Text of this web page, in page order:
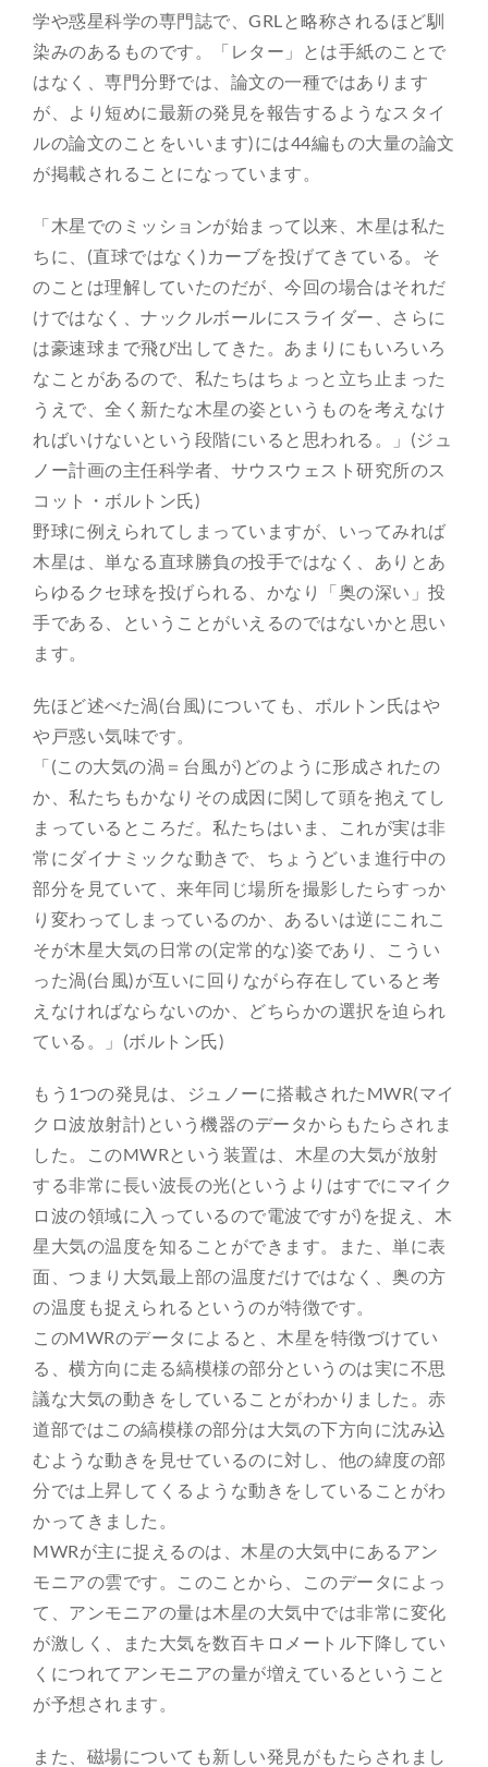
学や惑星科学の専門誌で、GRLと略称されるほど馴
染みのあるものです。「レター」とは手紙のことで
はなく、専門分野では、論文の一種ではあります
が、より短めに最新の発見を報告するようなスタイ
ルの論文のことをいいます)には44編もの大量の論文
が掲載されることになっています。
「木星でのミッションが始まって以来、木星は私た
ちに、(直球ではなく)カーブを投げてきている。そ
のことは理解していたのだが、今回の場合はそれだ
けではなく、ナックルボールにスライダー、さらに
は豪速球まで飛び出してきた。あまりにもいろいろ
なことがあるので、私たちはちょっと立ち止まった
うえで、全く新たな木星の姿というものを考えなけ
ればいけないという段階にいると思われる。」(ジュ
ノー計画の主任科学者、サウスウェスト研究所のス
コット・ボルトン氏)
野球に例えられてしまっていますが、いってみれば
木星は、単なる直球勝負の投手ではなく、ありとあ
らゆるクセ球を投げられる、かなり「奥の深い」投
手である、ということがいえるのではないかと思い
ます。
先ほど述べた渦(台風)についても、ボルトン氏はや
や戸惑い気味です。
「(この大気の渦＝台風が)どのように形成されたの
か、私たちもかなりその成因に関して頭を抱えてし
まっているところだ。私たちはいま、これが実は非
常にダイナミックな動きで、ちょうどいま進行中の
部分を見ていて、来年同じ場所を撮影したらすっか
り変わってしまっているのか、あるいは逆にこれこ
そが木星大気の日常の(定常的な)姿であり、こうい
った渦(台風)が互いに回りながら存在していると考
えなければならないのか、どちらかの選択を迫られ
ている。」(ボルトン氏)
もう1つの発見は、ジュノーに搭載されたMWR(マイ
クロ波放射計)という機器のデータからもたらされま
した。このMWRという装置は、木星の大気が放射
する非常に長い波長の光(というよりはすでにマイク
ロ波の領域に入っているので電波ですが)を捉え、木
星大気の温度を知ることができます。また、単に表
面、つまり大気最上部の温度だけではなく、奥の方
の温度も捉えられるというのが特徴です。
このMWRのデータによると、木星を特徴づけてい
る、横方向に走る縞模様の部分というのは実に不思
議な大気の動きをしていることがわかりました。赤
道部ではこの縞模様の部分は大気の下方向に沈み込
むような動きを見せているのに対し、他の緯度の部
分では上昇してくるような動きをしていることがわ
かってきました。
MWRが主に捉えるのは、木星の大気中にあるアン
モニアの雲です。このことから、このデータによっ
て、アンモニアの量は木星の大気中では非常に変化
が激しく、また大気を数百キロメートル下降してい
くにつれてアンモニアの量が増えているということ
が予想されます。
また、磁場についても新しい発見がもたらされまし